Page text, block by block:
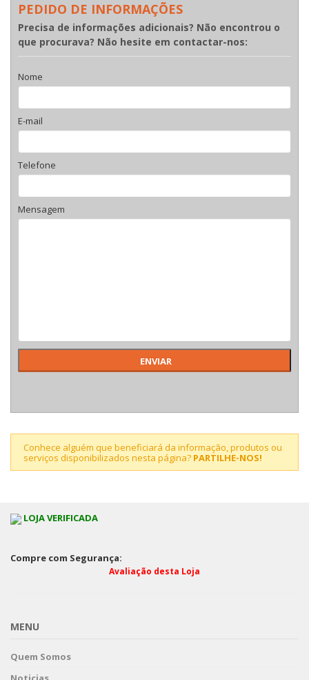
PEDIDO DE INFORMAÇÕES
Precisa de informações adicionais? Não encontrou o
que procurava? Não hesite em contactar-nos:
Nome
E-mail
Telefone
Mensagem
Conhece alguém que beneficiará da informação, produtos ou
serviços disponibilizados nesta página? PARTILHE-NOS!
LOJA VERIFICADA
Compre com Segurança:
Avaliação desta Loja
MENU
Quem Somos